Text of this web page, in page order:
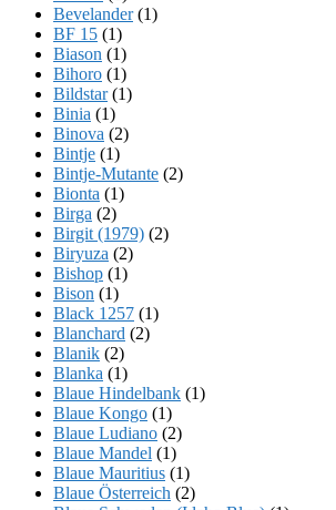
Bevelander(1)
BF 15 (1)
Biason (1)
Bihoro (1)
Bildstar(1)
Binia (1)
Binova (2)
Bintje (1)
Bintje-Mutante (2)
Bionta (1)
Birga (2)
Birgit (1979) (2)
Biryuza (2)
Bishop (1)
Bison (1)
Black 1257 (1)
Blanchard (2)
Blanik (2)
Blanka (1)
Blaue Hindelbank (1)
Blaue Kongo (1)
Blaue Ludiano (2)
Blaue Mandel (1)
Blaue Mauritius (1)
Blaue Österreich (2)